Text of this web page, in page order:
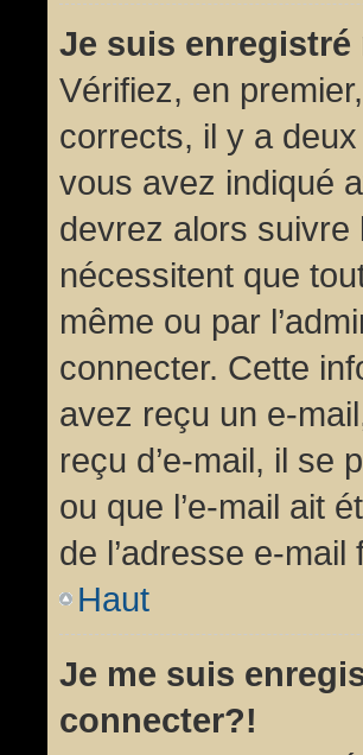
Je suis enregistré
Vérifiez, en
corrects, il y a
vous avez indiqué
devrez alors
nécessitent que
même ou par
connecter. Cette
avez reçu un e-
reçu d’e-mail, il se
ou que l’e-mail ait
de l’adresse e-
Haut
Je me suis
connecter?!